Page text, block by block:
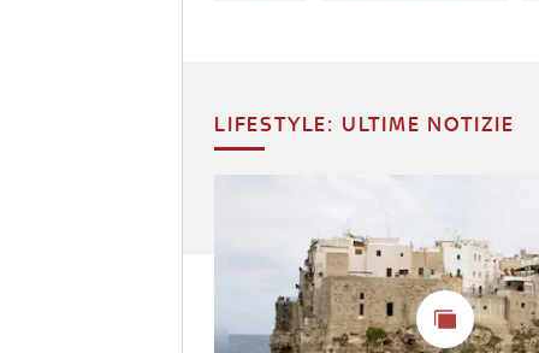
LIFESTYLE: ULTIME NOTIZIE